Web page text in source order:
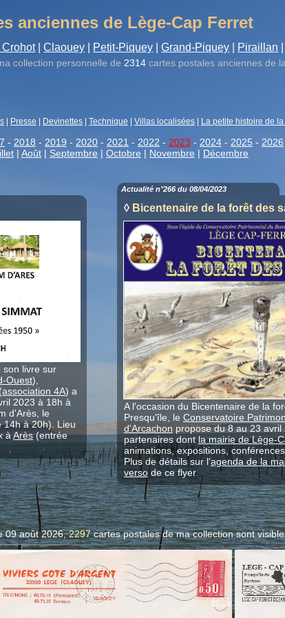
anciennes de Lège-Cap Ferret
Crohot Claouey Petit-Piquey Grand-Piquey Piraillan
collection personnelle de 2314 cartes postales anciennes de
Presse Devinettes Technique Villas localisées La petite histoire de
- 2018 - 2019 - 2020 - 2021 - 2022 - 2023 - 2024 - 2025 - 2026
| Août | Septembre | Octobre | Novembre | Décembre
son livre sur
Ouest),
association 4A) a
2023 à 18h à
d'Arès, le
14h à 20h). Lieu
àArès(entrée
Actualité n°266 du 08/04/2023
◊Bicentenaire de la forêt des
A l'occasion du Bicentenaire de la
Presqu'île, le Conservatoire
d'Arcachon propose du 8 au 23
partenaires dontla mairie de Lège-
animations, expositions,
Plus de détails sur l'agenda de la
versode ce flyer.
09 août 2026,2297cartes postales de ma collection sont